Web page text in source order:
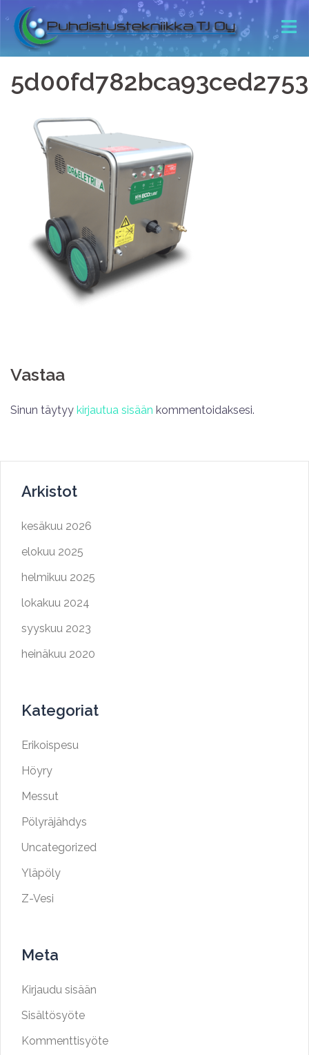
Vastaa
Sinun täytyy kirjautua sisään kommentoidaksesi.
Arkistot
kesäkuu 2026
elokuu 2025
helmikuu 2025
lokakuu 2024
syyskuu 2023
heinäkuu 2020
Kategoriat
Erikoispesu
Höyry
Messut
Pölyräjähdys
Uncategorized
Yläpöly
Z-Vesi
Meta
Kirjaudu sisään
Sisältösyöte
Kommenttisyöte